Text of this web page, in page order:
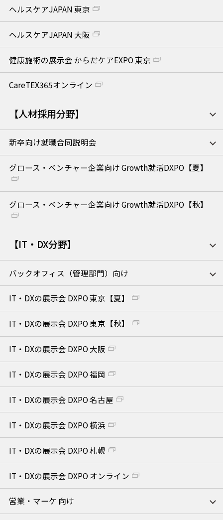
ヘルスケアJAPAN 東京
ヘルスケアJAPAN 大阪
健康施術の展示会 からだケアEXPO 東京
CareTEX365オンライン
【人材採用分野】
新卒向け就職合同説明会
グロース・ベンチャー企業向け Growth就活DXPO【夏】
グロース・ベンチャー企業向け Growth就活DXPO【秋】
【IT・DX分野】
バックオフィス（管理部門）向け
IT・DXの展示会 DXPO 東京【夏】
IT・DXの展示会 DXPO 東京【秋】
IT・DXの展示会 DXPO 大阪
IT・DXの展示会 DXPO 福岡
IT・DXの展示会 DXPO 名古屋
IT・DXの展示会 DXPO 横浜
IT・DXの展示会 DXPO 札幌
IT・DXの展示会 DXPO オンライン
営業・マーケ 向け